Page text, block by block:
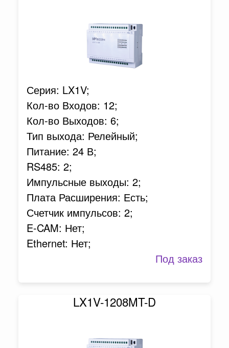
Серия: LX1V;
Кол-во Входов: 12;
Кол-во Выходов: 6;
Тип выхода: Релейный;
Питание: 24 В;
RS485: 2;
Импульсные выходы: 2;
Плата Расширения: Есть;
Счетчик импульсов: 2;
E-CAM: Нет;
Ethernet: Нет;
Под заказ
LX1V-1208MT-D